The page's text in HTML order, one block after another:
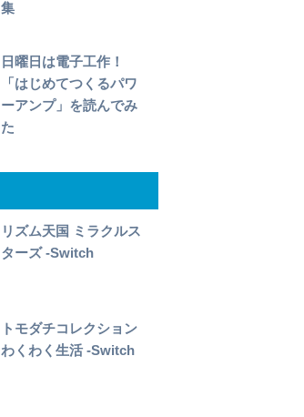
集
日曜日は電子工作！
「はじめてつくるパワ
ーアンプ」を読んでみ
た
リズム天国 ミラクルス
ターズ -Switch
トモダチコレクション
わくわく生活 -Switch